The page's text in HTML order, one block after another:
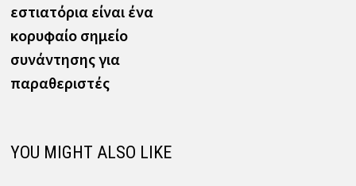
εστιατόρια είναι ένα
κορυφαίο σημείο
συνάντησης για
παραθεριστές
YOU MIGHT ALSO LIKE